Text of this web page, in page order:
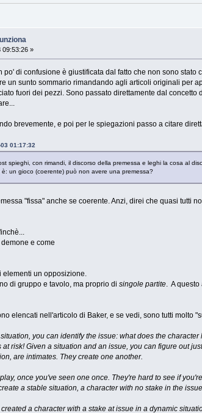
09:53:26 »
po' di confusione è giustificata dal fatto che non sono stato
un sunto sommario rimandando agli articoli originali per
fuori dei pezzi. Sono passato direttamente dal
brevemente, e poi per le spiegazioni passo a citare
01:17:32
spieghi, con rimandi, il discorso della premessa e leghi la cosa al
un gioco (coerente) può non avere una premessa?
"fissa" anche se coerente. Anzi, direi che quasi
e come
elementi un opposizione.
di gruppo e tavolo, ma proprio di singole partite. A questo
elencati nell'articolo di Baker, e se vedi, sono tutti molto
you can identify the issue: what does the
risk! Given a situation and an issue, you can figure out
are intimates. They create one another.
once you've seen one once. They're hard to see if
a stable situation, a character with no stake in the
a character with a stake at issue in a dynamic